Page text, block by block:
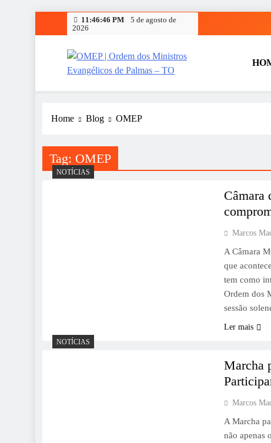
11:46:46 PM
5 de agosto de
2026
OMEP | Ordem dos
Home Blog OMEP
Tag: OMEP
NOTÍCIAS
Câmara
Marcos
A Câmara
que
tem como
Ordem dos
sessão
Ler mais
NOTÍCIAS
Marcha
Marcos
A Marcha
não apenas